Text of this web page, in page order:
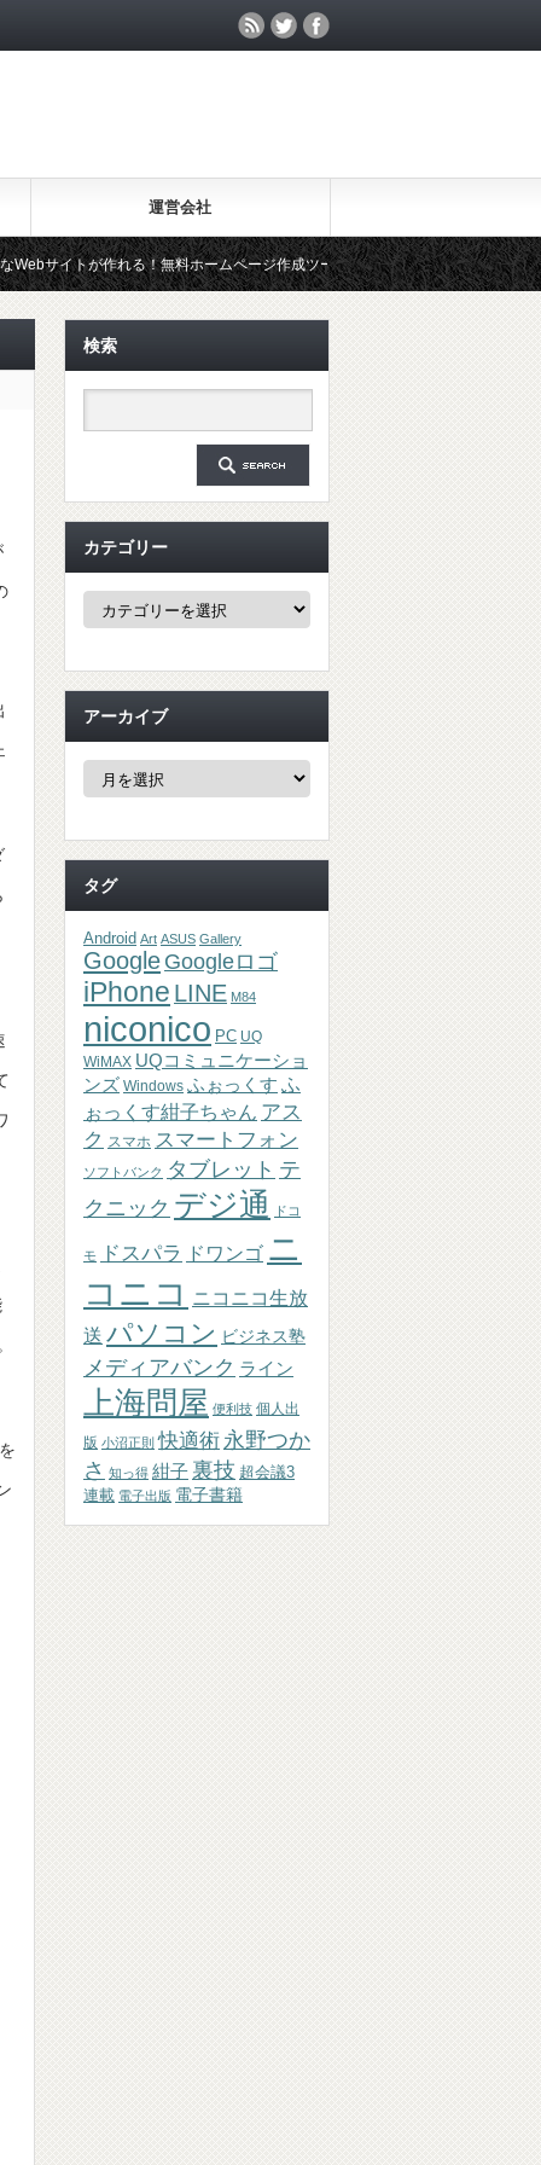
運営会社
る！無料ホームページ作成ツール「Wix」を試してみた 20年先の
検索
カテゴリー
カ
ー
アーカイブ
ア
ブ
タグ
Android Art ASUS Gallery
Google Googleロゴ
iPhone LINE M84
niconico PC UQ
WiMAX UQコミュニケーショ
ンズ Windows ふぉっくす ふ
ぉっくす紺子ちゃん アス
ク スマホ スマートフォン
ソフトバンク タブレット テ
クニック デジ通 ドコ
モ ドスパラ ドワンゴ ニ
コニコ ニコニコ生放
送 パソコン ビジネス塾
メディアバンク ライン
上海問屋 便利技 個人出
版 小沼正則 快適術 永野つか
さ 知っ得 紺子 裏技 超会議3
連載 電子出版 電子書籍